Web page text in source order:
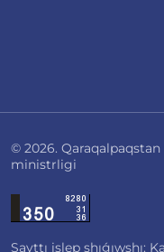
© 2026. Qaraqalpaqstan
ministrligi
Sayttı islep shıǵıwshı: